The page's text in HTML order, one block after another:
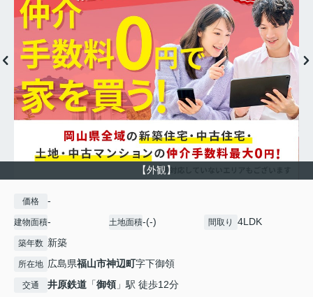
【外観】
価格 -
建物面積- 土地面積-(-) 間取り 4LDK
築年数 新築
所在地 広島県福山市神辺町字下御領
交通 井原鉄道 「御領」駅 徒歩12分